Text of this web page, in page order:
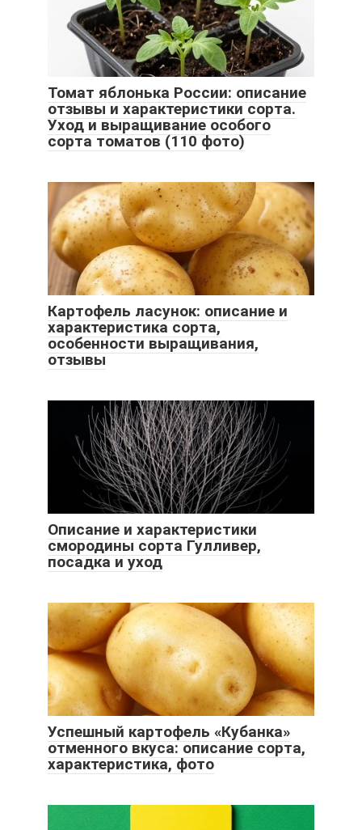
Томат яблонька России: описание
отзывы и характеристики сорта.
Уход и выращивание особого
сорта томатов (110 фото)
Картофель ласунок: описание и
характеристика сорта,
особенности выращивания,
отзывы
Описание и характеристики
смородины сорта Гулливер,
посадка и уход
Успешный картофель «Кубанка»
отменного вкуса: описание сорта,
характеристика, фото